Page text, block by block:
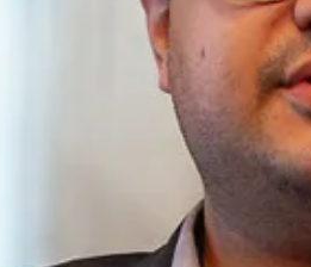
(UberX, Uber Black, etc.).
por voucher. Isso ajuda a entender o